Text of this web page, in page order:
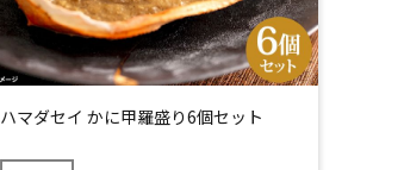
ハマダセイ かに甲羅盛り6個セット